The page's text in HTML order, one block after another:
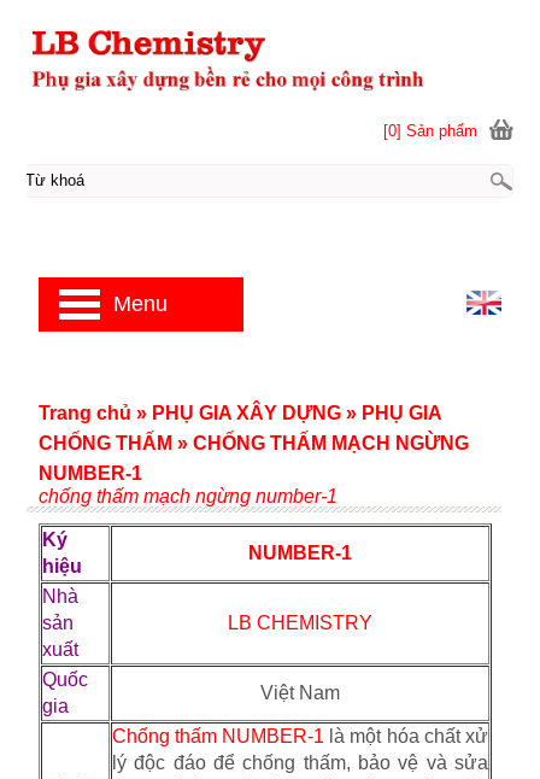
chống thấm mạch ngừng number-1
Ký
hiệu
NUMBER-1
Nhà
sản
xuất
LB CHEMISTRY
Quốc
gia
Việt Nam
Chống thấm NUMBER-1 là một hóa chất xử
lý độc đáo để chống thấm, bảo vệ và sửa
Trang chủ » PHỤ GIA XÂY DỰNG » PHỤ GIA
CHỐNG THẤM » CHỐNG THẤM MẠCH NGỪNG
NUMBER-1
[0] Sản phẩm
Menu